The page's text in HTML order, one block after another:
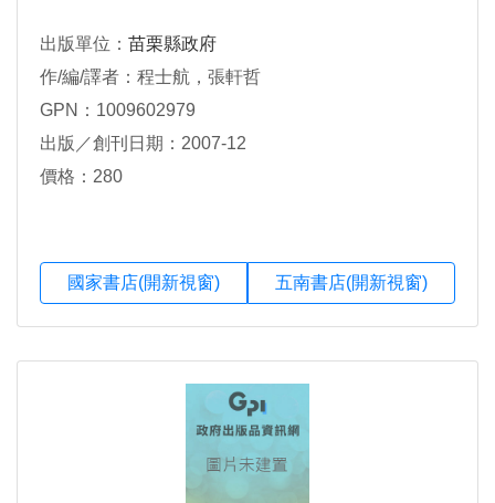
出版單位： 苗栗縣政府
作/編/譯者：程士航，張軒哲
GPN：1009602979
出版／創刊日期：2007-12
價格：280
國家書店(開新視窗) 五南書店(開新視窗)